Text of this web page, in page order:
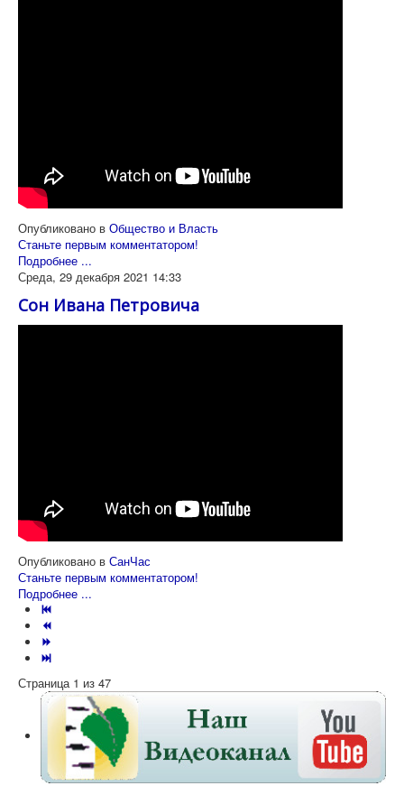
Опубликовано в Общество и Власть
Станьте первым комментатором!
Подробнее ...
Среда, 29 декабря 2021 14:33
Сон Ивана Петровича
Опубликовано в СанЧас
Станьте первым комментатором!
Подробнее ...
Страница 1 из 47